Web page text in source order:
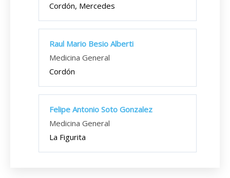
Cordón, Mercedes
Raul Mario Besio Alberti
Medicina General
Cordón
Felipe Antonio Soto Gonzalez
Medicina General
La Figurita